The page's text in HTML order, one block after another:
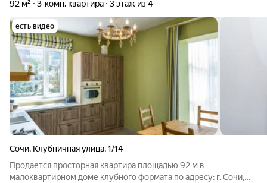
92 м² 3-комн. квартира 3 этаж из 4
есть видео
Сочи, Клубничная улица,1/14
Продается просторная квартира площадью 92 м в
малоквартирном доме клубного формата по адресу: г. Сочи,